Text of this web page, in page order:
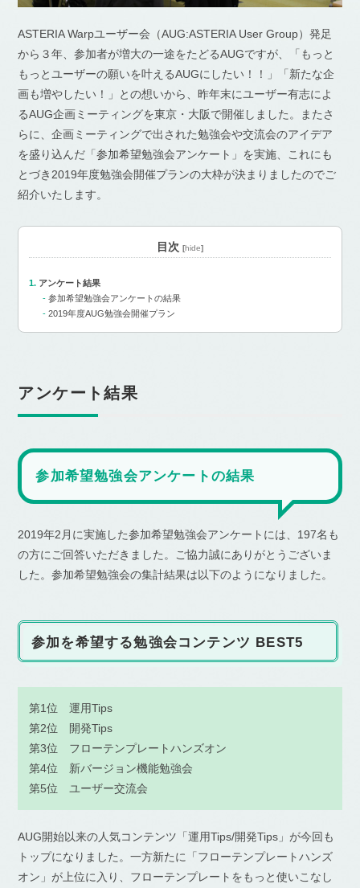
ASTERIA Warpユーザー会（AUG:ASTERIA User Group）発足
から３年、参加者が増大の一途をたどるAUGですが、「もっと
もっとユーザーの願いを叶えるAUGにしたい！！」「新たな企
画も増やしたい！」との想いから、昨年末にユーザー有志によ
るAUG企画ミーティングを東京・大阪で開催しました。またさ
らに、企画ミーティングで出された勉強会や交流会のアイデア
を盛り込んだ「参加希望勉強会アンケート」を実施、これにも
とづき2019年度勉強会開催プランの大枠が決まりましたのでご
紹介いたします。
目次 [hide]
アンケート結果
参加希望勉強会アンケートの結果
2019年度AUG勉強会開催プラン
アンケート結果
参加希望勉強会アンケートの結果
2019年2月に実施した参加希望勉強会アンケートには、197名も
の方にご回答いただきました。ご協力誠にありがとうございま
した。参加希望勉強会の集計結果は以下のようになりました。
参加を希望する勉強会コンテンツ BEST5
第1位 運用Tips
第2位 開発Tips
第3位 フローテンプレートハンズオン
第4位 新バージョン機能勉強会
第5位 ユーザー交流会
AUG開始以来の人気コンテンツ「運用Tips/開発Tips」が今回も
トップになりました。一方新たに「フローテンプレートハンズ
オン」が上位に入り、フローテンプレートをもっと使いこなし